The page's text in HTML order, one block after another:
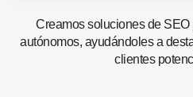
Creamos soluciones de
autónomos, ayudándoles a
clientes